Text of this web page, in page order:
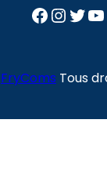
FryComs Tous